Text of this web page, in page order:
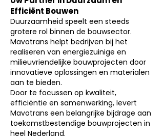
Efficiënt Bouwen
Duurzaamheid speelt een steeds
grotere rol binnen de bouwsector.
Mavotrans helpt bedrijven bij het
realiseren van energiezuinige en
milieuvriendelijke bouwprojecten door
innovatieve oplossingen en materialen
aan te bieden.
Door te focussen op kwaliteit,
efficiëntie en samenwerking, levert
Mavotrans een belangrijke bijdrage aan
toekomstbestendige bouwprojecten in
heel Nederland.